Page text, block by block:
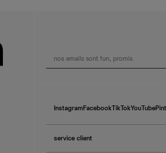
Instagram FacebookTikTokYouTube
service client